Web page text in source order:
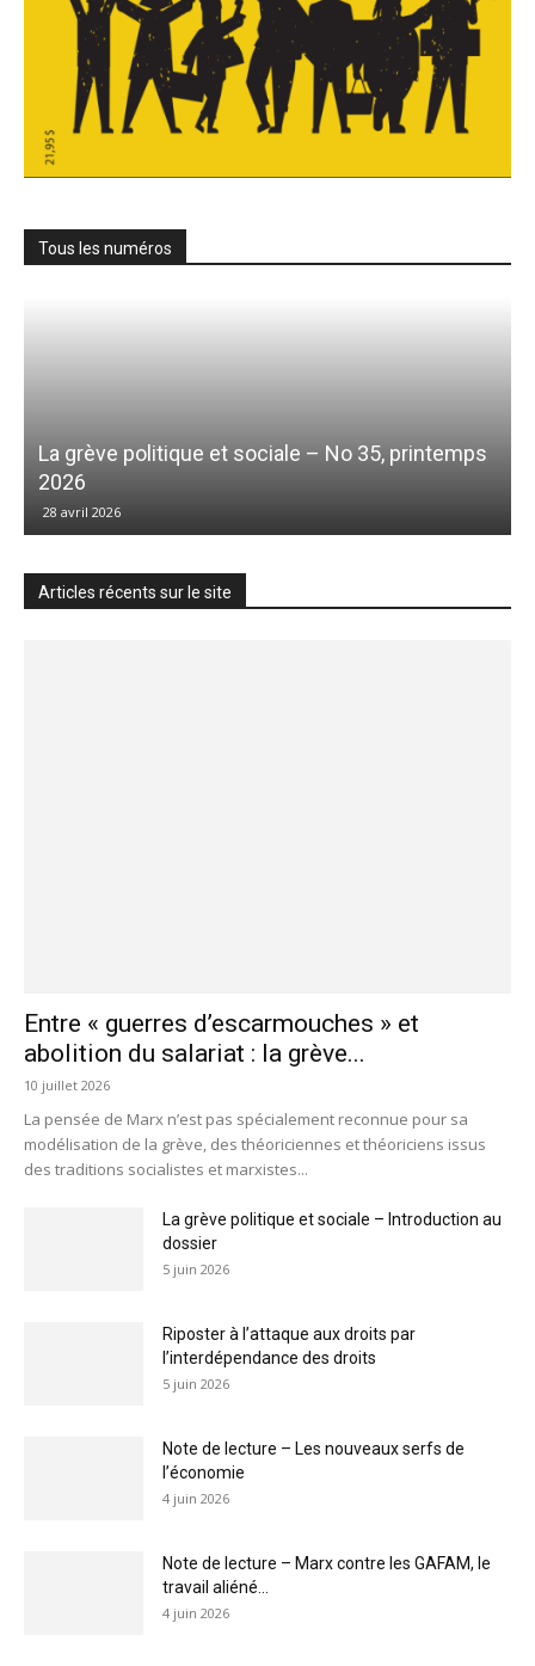
Tous les numéros
La grève politique et sociale – No 35, printemps
2026
28 avril 2026
Articles récents sur le site
Entre « guerres d’escarmouches » et
abolition du salariat : la grève...
10 juillet 2026
La pensée de Marx n’est pas spécialement reconnue pour sa
modélisation de la grève, des théoriciennes et théoriciens issus
des traditions socialistes et marxistes...
La grève politique et sociale – Introduction au
dossier
5 juin 2026
Riposter à l’attaque aux droits par
l’interdépendance des droits
5 juin 2026
Note de lecture – Les nouveaux serfs de
l’économie
4 juin 2026
Note de lecture – Marx contre les GAFAM, le
travail aliéné...
4 juin 2026